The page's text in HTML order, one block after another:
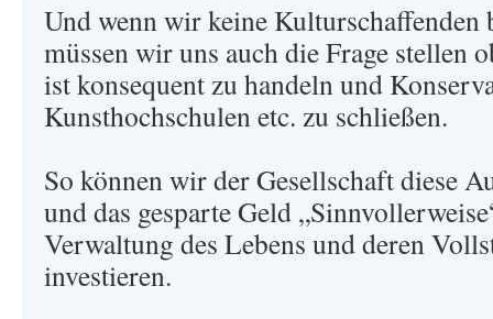
Und wenn wir keine Kulturschaffenden
müssen wir uns auch die Frage stellen
ist konsequent zu handeln und
Kunsthochschulen etc. zu schließen.
So können wir der Gesellschaft diese
und das gesparte Geld
Verwaltung des Lebens und deren
investieren.